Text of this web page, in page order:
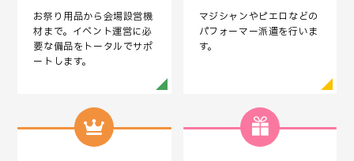
お祭り用品から会場設営機
材まで。イベント運営に必
要な備品をトータルでサポ
ートします。
マジシャンやピエロなどの
パフォーマー派遣を行いま
す。